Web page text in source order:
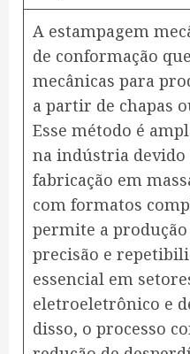
A estampagem
de conformação
mecânicas para
a partir de chapas
Esse método é
na indústria devido
fabricação em
com formatos
permite a
precisão e
essencial em
eletroeletrônico e
disso, o processo